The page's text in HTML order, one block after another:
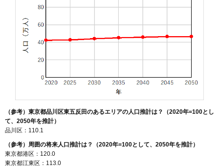
（参考）東京都品川区東五反田のあるエリアの人口推計は？（2020年=100とし
て、2050年を推計）
品川区：110.1
（参考）周囲の将来人口推計は？（2020年=100として、2050年を推計）
東京都港区：120.0
東京都江東区：113.0